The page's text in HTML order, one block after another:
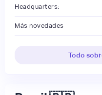
Headquarters:
Más novedades
Todo